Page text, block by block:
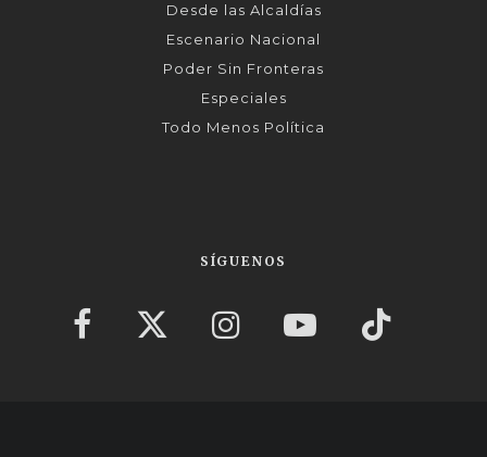
Desde las Alcaldías
Escenario Nacional
Poder Sin Fronteras
Especiales
Todo Menos Política
SÍGUENOS